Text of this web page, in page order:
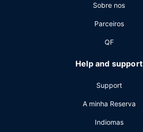
Sobre nos
Parceiros
QF
Help and support
Support
A minha Reserva
Indiomas